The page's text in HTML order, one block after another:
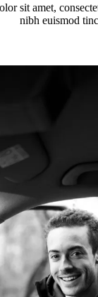
sit amet,
nibh euismod